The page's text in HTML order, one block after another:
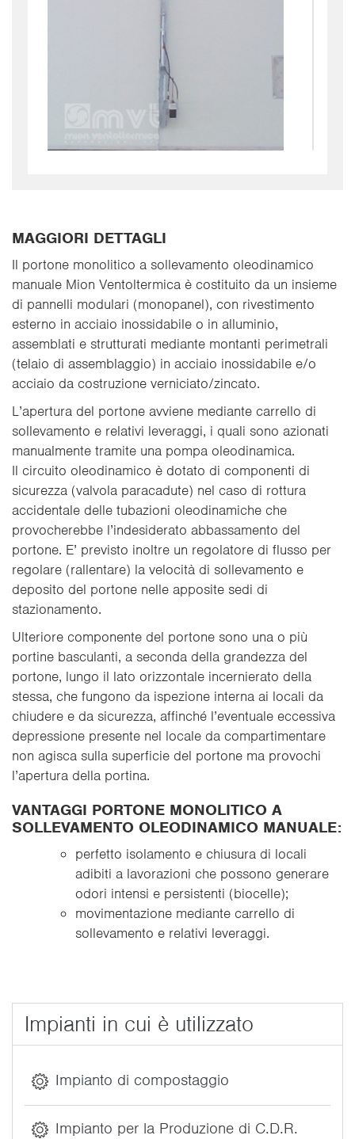
MAGGIORI DETTAGLI
Il portone monolitico a sollevamento oleodinamico
manuale Mion Ventoltermica è costituito da un insieme
di pannelli modulari (monopanel), con rivestimento
esterno in acciaio inossidabile o in alluminio,
assemblati e strutturati mediante montanti perimetrali
(telaio di assemblaggio) in acciaio inossidabile e/o
acciaio da costruzione verniciato/zincato.
L’apertura del portone avviene mediante carrello di
sollevamento e relativi leveraggi, i quali sono azionati
manualmente tramite una pompa oleodinamica.
Il circuito oleodinamico è dotato di componenti di
sicurezza (valvola paracadute) nel caso di rottura
accidentale delle tubazioni oleodinamiche che
provocherebbe l’indesiderato abbassamento del
portone. E’ previsto inoltre un regolatore di flusso per
regolare (rallentare) la velocità di sollevamento e
deposito del portone nelle apposite sedi di
stazionamento.
Ulteriore componente del portone sono una o più
portine basculanti, a seconda della grandezza del
portone, lungo il lato orizzontale incernierato della
stessa, che fungono da ispezione interna ai locali da
chiudere e da sicurezza, affinché l’eventuale eccessiva
depressione presente nel locale da compartimentare
non agisca sulla superficie del portone ma provochi
l’apertura della portina.
VANTAGGI PORTONE MONOLITICO A
SOLLEVAMENTO OLEODINAMICO MANUALE:
perfetto isolamento e chiusura di locali
adibiti a lavorazioni che possono generare
odori intensi e persistenti (biocelle);
movimentazione mediante carrello di
sollevamento e relativi leveraggi.
Impianti in cui è utilizzato
Impianto di compostaggio
Impianto per la Produzione di C.D.R.